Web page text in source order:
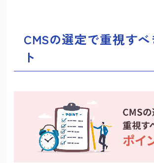
CMSの選定で重視す
ト